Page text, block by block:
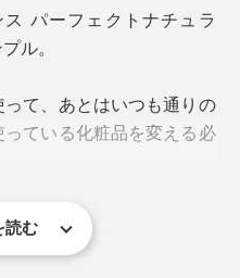
ス パーフェクトナチュラ
ル。
て、あとはいつも通りの
ている化粧品を変える必
封し、付属のノズルをセ
読む